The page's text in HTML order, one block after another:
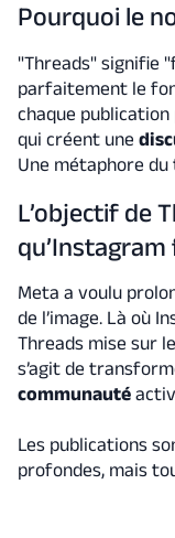
Pourquoi le
"Threads" signifie
parfaitement le
chaque
qui créent une
Une métaphore
L’objectif de
Meta a voulu
de l’image. Là où
Threads mise sur
s’agit de
communauté
Les publications
profondes, mais